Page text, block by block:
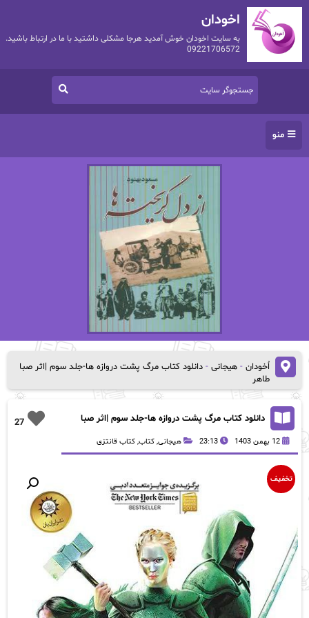
اخودان
به سایت اخودان خوش آمدید هرجا مشکلی داشتید با ما در ارتباط باشید.
09221706572
منو
اُخودان- هیجانی- دانلود کتاب مرگ پشت دروازه ها-جلد سوم |اثر صبا
طاهر
27
دانلود کتاب مرگ پشت دروازه ها-جلد سوم |اثر صبا
12 بهمن 1403 23:13 هیجانی, کتاب, کتاب قانتزی
تخفیف